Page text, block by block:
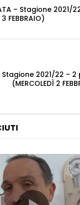
– Stagione 2021/
FEBBRAIO)
Stagione 2021/22 –
(MERCOLEDÌ 2